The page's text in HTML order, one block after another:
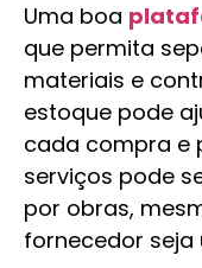
Uma boa
que permita
materiais e
estoque pode
cada compra e
serviços pode
por obras,
fornecedor seja